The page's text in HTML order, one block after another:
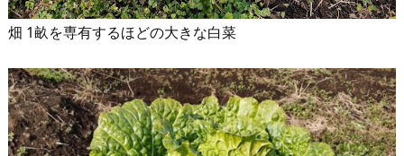
畑 1畝を専有するほどの大きな白菜